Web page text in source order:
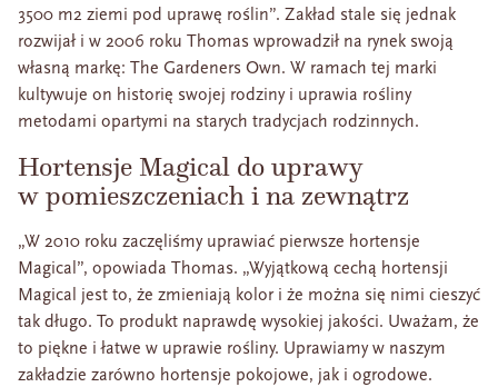
3500 m2 ziemi pod uprawę roślin”. Zakład stale się jednak
rozwijał i w 2006 roku Thomas wprowadził na rynek swoją
własną markę: The Gardeners Own. W ramach tej marki
kultywuje on historię swojej rodziny i uprawia rośliny
metodami opartymi na starych tradycjach rodzinnych.
Hortensje Magical do uprawy
w pomieszczeniach i na zewnątrz
„W 2010 roku zaczęliśmy uprawiać pierwsze hortensje
Magical”, opowiada Thomas. „Wyjątkową cechą hortensji
Magical jest to, że zmieniają kolor i że można się nimi cieszyć
tak długo. To produkt naprawdę wysokiej jakości. Uważam, że
to piękne i łatwe w uprawie rośliny. Uprawiamy w naszym
zakładzie zarówno hortensje pokojowe, jak i ogrodowe.